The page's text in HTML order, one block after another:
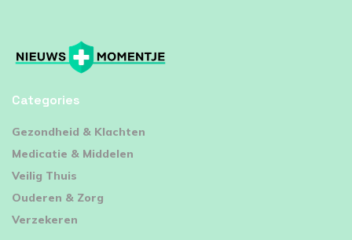
Categories
⁠Gezondheid & Klachten
Medicatie & Middelen
Veilig Thuis
Ouderen & Zorg
Verzekeren